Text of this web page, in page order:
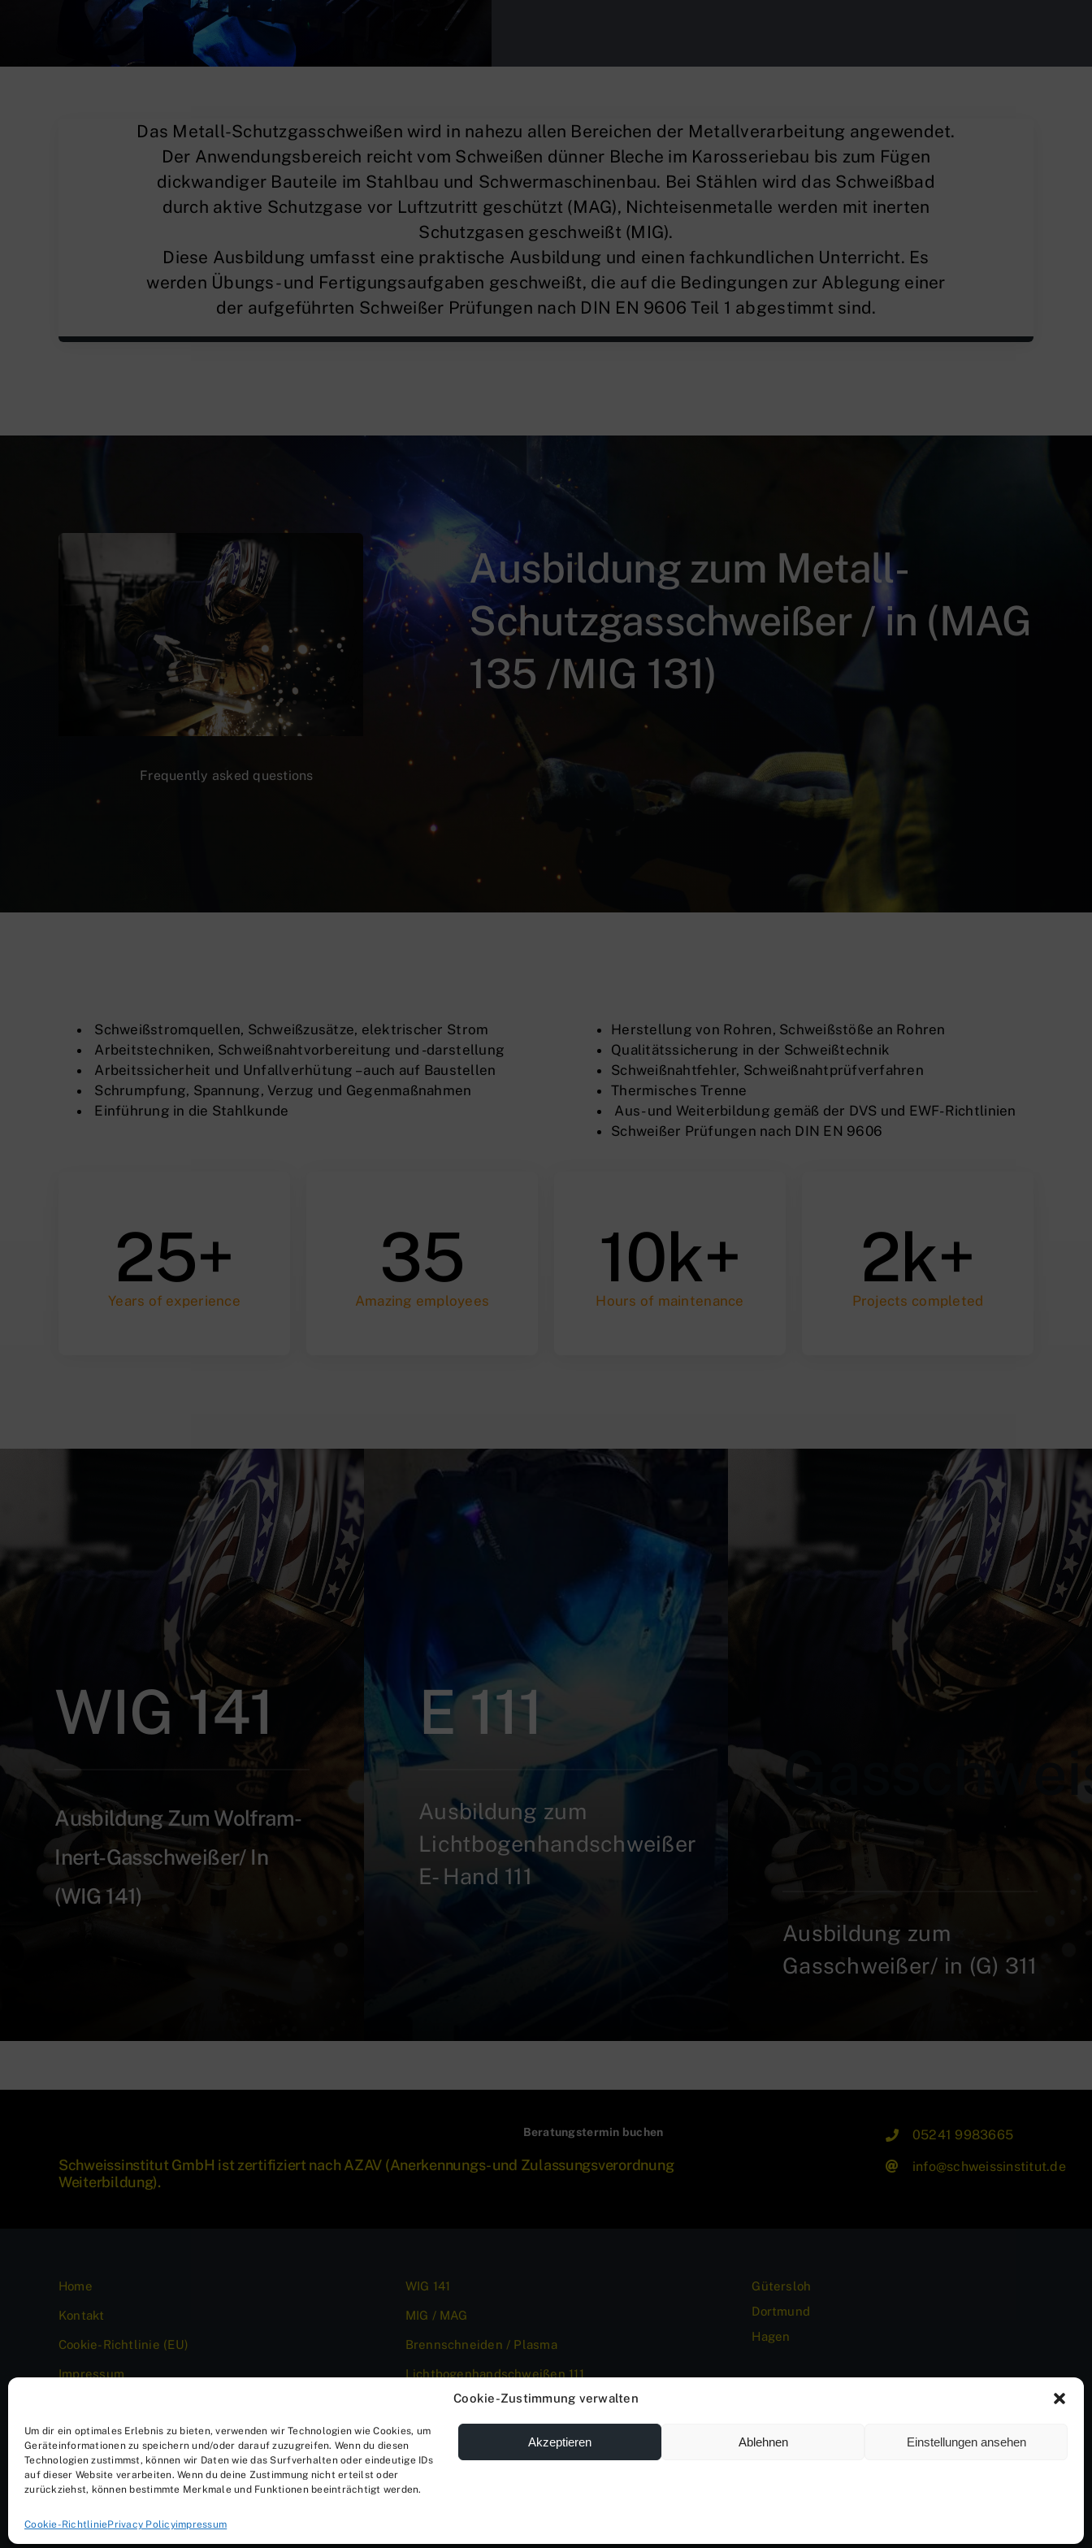
Cookie-Zustimmung verwalten
Um dir ein optimales Erlebnis zu bieten, verwenden wir Technologien wie Cookies, um
Geräteinformationen zu speichern und/oder darauf zuzugreifen. Wenn du diesen
Technologien zustimmst, können wir Daten wie das Surfverhalten oder eindeutige IDs
auf dieser Website verarbeiten. Wenn du deine Zustimmung nicht erteilst oder
zurückziehst, können bestimmte Merkmale und Funktionen beeinträchtigt werden.
Akzeptieren Ablehnen Einstellungen ansehen
Cookie-RichtliniePrivacy Policyimpressum
Das Metall-Schutzgasschweißen wird in nahezu allen Bereichen der Metallverarbeitung angewendet.
Der Anwendungsbereich reicht vom Schweißen dünner Bleche im Karosseriebau bis zum Fügen
dickwandiger Bauteile im Stahlbau und Schwermaschinenbau. Bei Stählen wird das Schweißbad
durch aktive Schutzgase vor Luftzutritt geschützt (MAG), Nichteisenmetalle werden mit inerten
Schutzgasen geschweißt (MIG).
Diese Ausbildung umfasst eine praktische Ausbildung und einen fachkundlichen Unterricht. Es
werden Übungs- und Fertigungsaufgaben geschweißt, die auf die Bedingungen zur Ablegung einer
der aufgeführten Schweißer Prüfungen nach DIN EN 9606 Teil 1 abgestimmt sind.
Frequently asked questions
Ausbildung zum Metall-
Schutzgasschweißer / in (MAG
135 /MIG 131)
Schweißstromquellen, Schweißzusätze, elektrischer Strom
Arbeitstechniken, Schweißnahtvorbereitung und -darstellung
Arbeitssicherheit und Unfallverhütung – auch auf Baustellen
Schrumpfung, Spannung, Verzug und Gegenmaßnahmen
Einführung in die Stahlkunde
Herstellung von Rohren, Schweißstöße an Rohren
Qualitätssicherung in der Schweißtechnik
Schweißnahtfehler, Schweißnahtprüfverfahren
Thermisches Trenne
Aus- und Weiterbildung gemäß der DVS und EWF-Richtlinien
Schweißer Prüfungen nach DIN EN 9606
25+
Years of experience
35
Amazing employees
10k+
Hours of maintenance
2k+
Projects completed
WIG 141
Ausbildung Zum Wolfram-
Inert-Gasschweißer/ In
(WIG 141)
E 111
Ausbildung zum
Lichtbogenhandschweißer
E- Hand 111
Ausbildung zum
Gasschweißer/ in (G) 311
Beratungstermin buchen
Schweissinstitut GmbH ist zertifiziert nach AZAV (Anerkennungs- und Zulassungsverordnung
Weiterbildung).
05241 9983665
info@schweissinstitut.de
Home
Kontakt
Cookie-Richtlinie (EU)
Impressum
WIG 141
MIG / MAG
Brennschneiden / Plasma
Lichtbogenhandschweißen 111
Gütersloh
Dortmund
Hagen